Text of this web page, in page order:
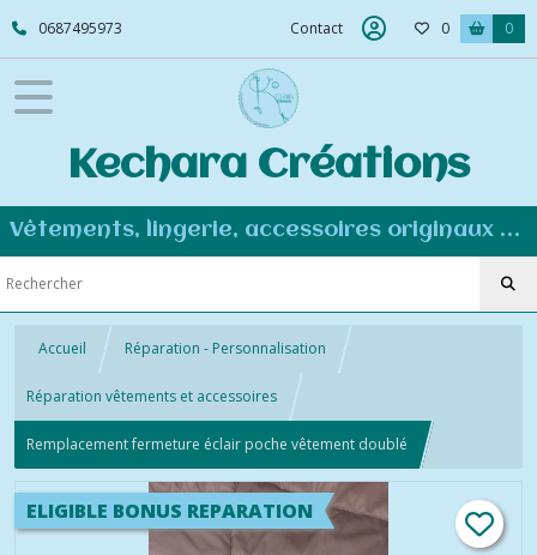
0687495973 Contact 0 0
Kechara Créations
Vêtements, lingerie, accessoires originaux et personnalisés - Couture éco-responsable
Accueil Réparation - Personnalisation
Réparation vêtements et accessoires
Remplacement fermeture éclair poche vêtement doublé
ELIGIBLE BONUS REPARATION